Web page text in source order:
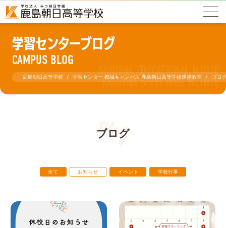
学習センターブログ
CAMPUS BLOG
鹿島朝日高等学校 学習センター 都城キャンパス 鹿島朝日高等学校連携教室 ブロ
ブログ
Blog
全て お知らせ イベント 学校行事